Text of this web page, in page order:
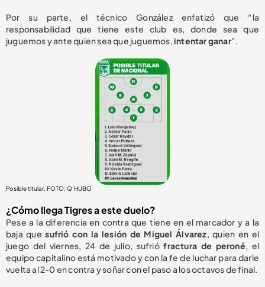
Por su parte, el técnico González enfatizó que “la
responsabilidad que tiene este club es, donde sea que
juguemos y ante quien sea que juguemos,intentar ganar”.
Posible titular. FOTO: Q’HUBO
¿Cómo llega Tigres a este duelo?
Pese a la diferencia en contra que tiene en el marcador y a la
baja quesufrió con la lesión de Miguel Álvarez, quien en el
juego del viernes, 24 de julio, sufriófractura de peroné, el
equipo capitalino está motivado y con la fe de luchar para darle
vuelta al 2-0 en contra y soñar con el paso a los octavos de final.